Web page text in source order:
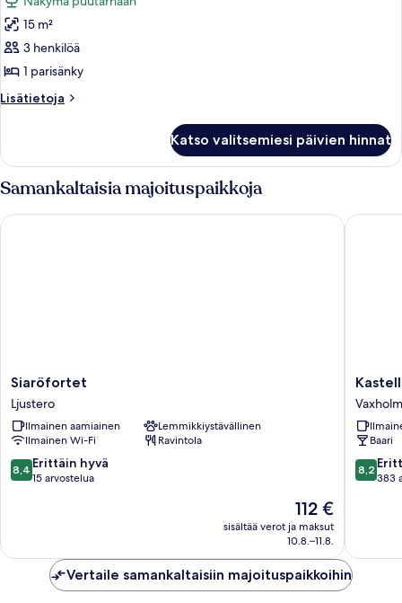
huonetyypin
Standard-
huone
kuvat
15 m²
3 henkilöä
1 parisänky
Lisätietoja
Lisätietoja
Katso valitsemiesi päivien hinnat
Samankaltaisia majoituspaikkoja
Siaröfortet
Ljustero
Siaröfortet
Ljustero
Ilmainen aamiainen
Lemmikkiystävällinen
Ilmainen Wi-Fi
Ravintola
8.4
kautta
arvostelua
8,4 Erittäin hyvä
15 arvostelua
Hinta
112 €
112 €
sisältää verot ja maksut
10.8.–11.8.
Siaröfortet
Kastellet
Bed
&
Vaxholm
Vaxholm
Baari
8.2
kautta
8,2
383
Vertaile samankaltaisiin majoituspaikkoihin